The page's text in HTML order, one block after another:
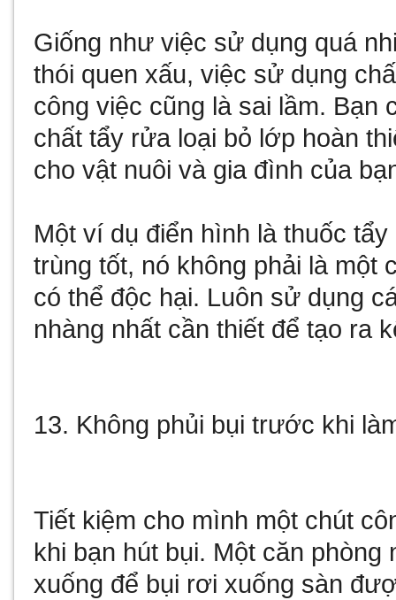
Giống như việc sử dụng quá
thói quen xấu, việc sử dụng
công việc cũng là sai lầm. Bạn
chất tẩy rửa loại bỏ lớp hoàn
cho vật nuôi và gia đình của
Một ví dụ điển hình là thuốc
trùng tốt, nó không phải là một
có thể độc hại. Luôn sử dụng
nhàng nhất cần thiết để tạo ra
13. Không phủi bụi trước khi
Tiết kiệm cho mình một chút
khi bạn hút bụi. Một căn
xuống để bụi rơi xuống sàn